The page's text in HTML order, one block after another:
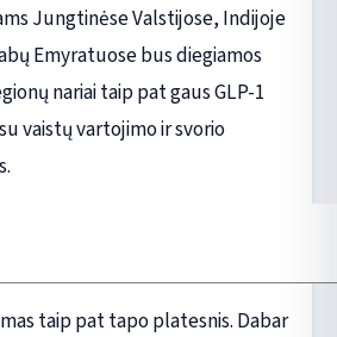
Jungtinėse Valstijose, Indijoje
Emyratuose bus diegiamos
nariai taip pat gaus GLP-1
vaistų vartojimo ir svorio
taip pat tapo platesnis. Dabar